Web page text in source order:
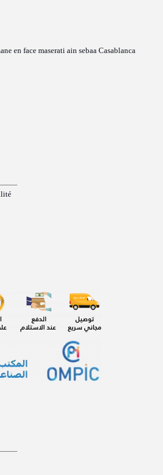
en face maserati ain sebaa Casablanca